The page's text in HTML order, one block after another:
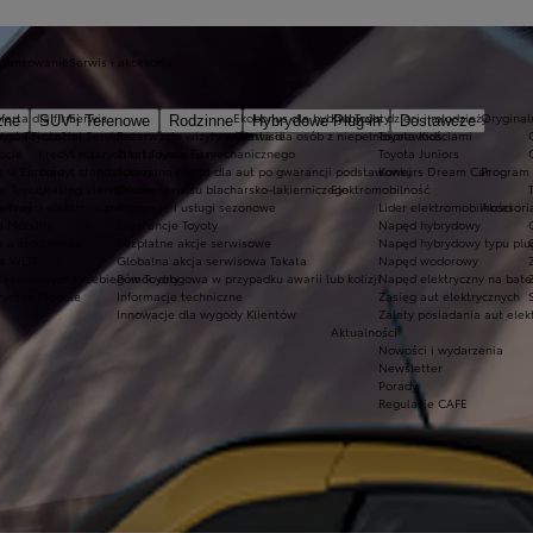
SUV i Terenowe Rodzinne Hybrydowe Plug-in
Dostawcze
Ekobonus dla hybryd Toyoty
Oferta dla osób z niepełnosprawnościami
Toyota?
a środowisko
Przebiegów Toyoty
Modele
Kluby dla dzieci i młodzieży
Toyota Kids
Toyota Juniors
Konkurs Dream Car
Elektromobilność
Lider elektromobilności
Napęd hybrydowy
Napęd hybrydowy typu
Napęd wodorowy
Napęd elektryczny na
Zasięg aut elektrycznych
Zalety posiadania aut
Aktualności
Nowości i wydarzenia
Newsletter
Porady
Regulacje CAFE
dla firm
Financial Services
Serwis i akcesoria
Serwis
Rezerwacja wizyty w serwisie
Oferta serwisu mechanicznego
Specjalna oferta dla aut po gwarancji podstawowej
Oferta serwisu blacharsko-lakierniczego
Promocje i usługi sezonowe
Gwarancje Toyoty
Bezpłatne akcje serwisowe
Globalna akcja serwisowa Takata
Pomoc drogowa w przypadku awarii lub kolizji
Informacje techniczne
Innowacje dla wygody Klientów
Program